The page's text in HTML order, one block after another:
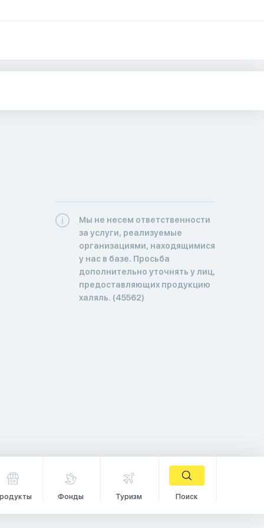
Мы не несем ответственности
за услуги, реализуемые
организациями, находящимися
у нас в базе. Просьба
дополнительно уточнять у лиц,
предоставляющих продукцию
халяль. (45562)
Фонды Туризм Поиск